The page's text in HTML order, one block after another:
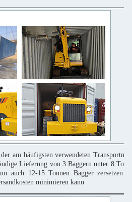
am häufigsten verwendeten
Lieferung von 3 Baggern unter 8
auch 12-15 Tonnen Bagger zersetzen
minimieren kann